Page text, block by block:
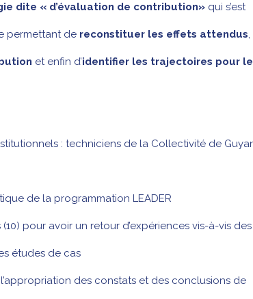
dite « d’évaluation de contribution» qui s’est
permettant de reconstituer les effets attendus,
et enfin d’identifier les trajectoires pour le
: techniciens de la Collectivité de
de la programmation LEADER
pour avoir un retour d’expériences vis-à-vis des
études de cas
des constats et des conclusions de